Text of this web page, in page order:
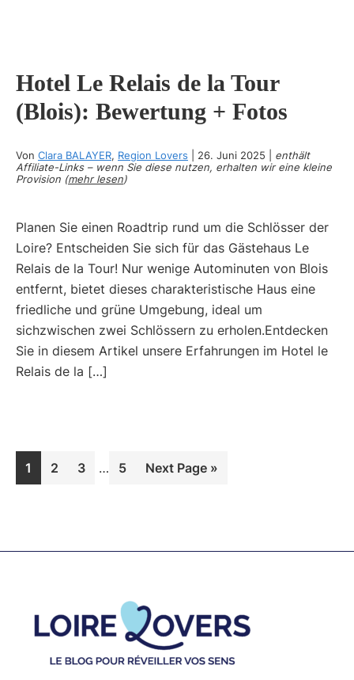
Hotel Le Relais de la Tour
(Blois): Bewertung + Fotos
Von Clara BALAYER, Region Lovers 26. Juni 2025
enthält
Affiliate-Links – wenn Sie diese nutzen, erhalten wir eine kleine
Provision (mehr lesen)
Planen Sie einen Roadtrip rund um die Schlösser der
Loire? Entscheiden Sie sich für das Gästehaus Le
Relais de la Tour! Nur wenige Autominuten von Blois
entfernt, bietet dieses charakteristische Haus eine
friedliche und grüne Umgebung, ideal um
sichzwischen zwei Schlössern zu erholen.Entdecken
Sie in diesem Artikel unsere Erfahrungen im Hotel le
Relais de la […]
Page
1 Page
2 Page
3
Interim
… Page
5
Go
Next Page »
Footer